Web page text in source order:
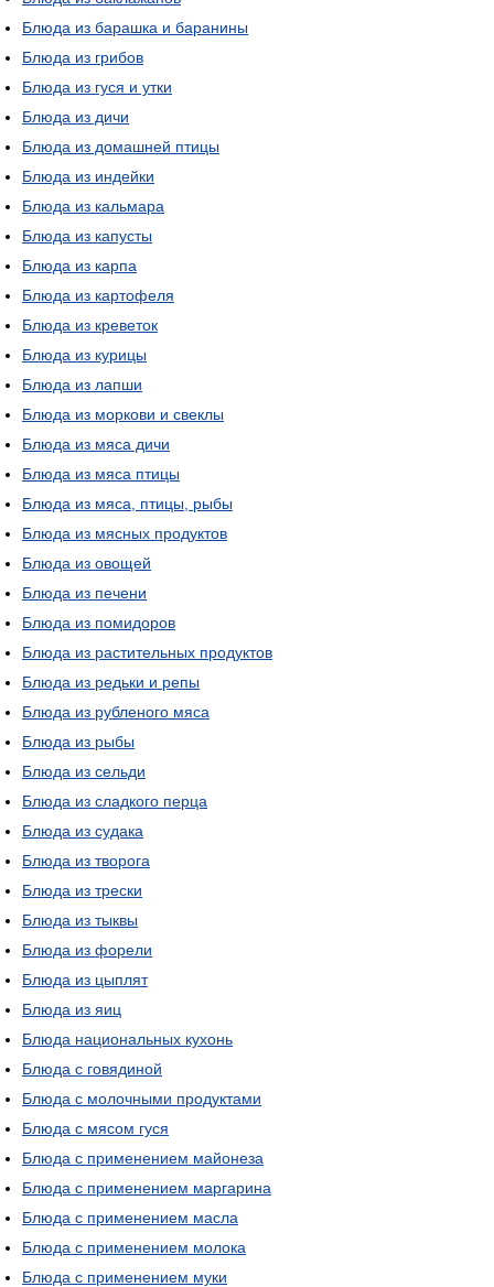
Блюда из барашка и баранины
Блюда из грибов
Блюда из гуся и утки
Блюда из дичи
Блюда из домашней птицы
Блюда из индейки
Блюда из кальмара
Блюда из капусты
Блюда из карпа
Блюда из картофеля
Блюда из креветок
Блюда из курицы
Блюда из лапши
Блюда из моркови и свеклы
Блюда из мяса дичи
Блюда из мяса птицы
Блюда из мяса, птицы, рыбы
Блюда из мясных продуктов
Блюда из овощей
Блюда из печени
Блюда из помидоров
Блюда из растительных продуктов
Блюда из редьки и репы
Блюда из рубленого мяса
Блюда из рыбы
Блюда из сельди
Блюда из сладкого перца
Блюда из судака
Блюда из творога
Блюда из трески
Блюда из тыквы
Блюда из форели
Блюда из цыплят
Блюда из яиц
Блюда национальных кухонь
Блюда с говядиной
Блюда с молочными продуктами
Блюда с мясом гуся
Блюда с применением майонеза
Блюда с применением маргарина
Блюда с применением масла
Блюда с применением молока
Блюда с применением муки